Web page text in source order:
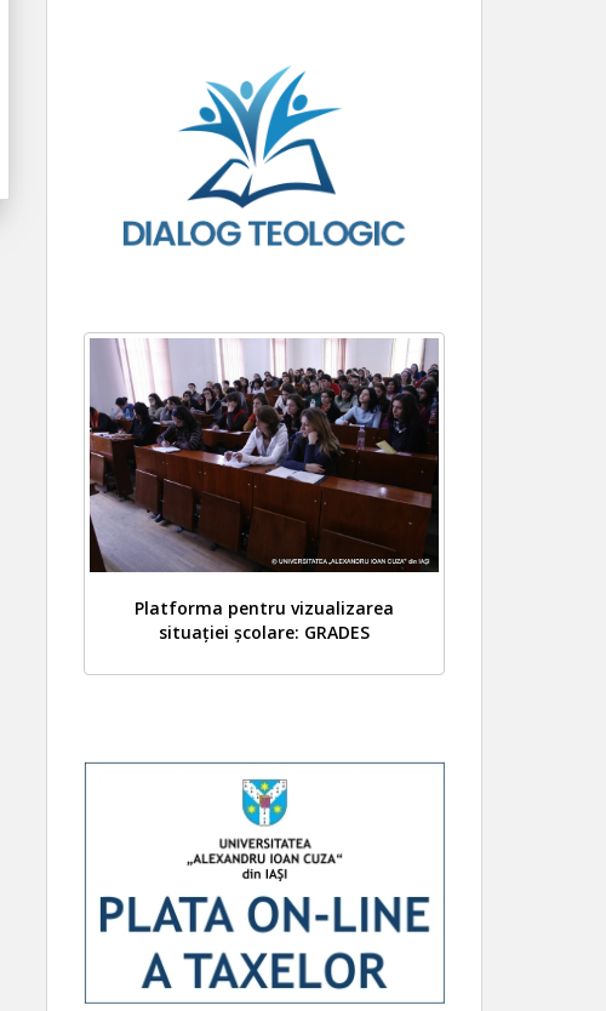
Platforma pentru vizualizarea
situației școlare: GRADES